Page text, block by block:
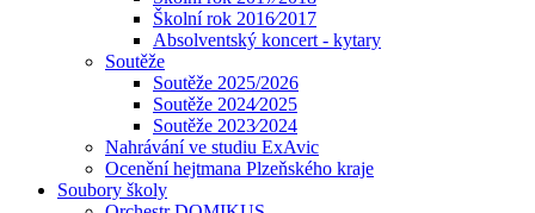
Školní rok 2016⁄2017
Absolventský koncert - kytary
Soutěže
Soutěže 2025/2026
Soutěže 2024⁄2025
Soutěže 2023⁄2024
Nahrávání ve studiu ExAvic
Ocenění hejtmana Plzeňského kraje
Soubory školy